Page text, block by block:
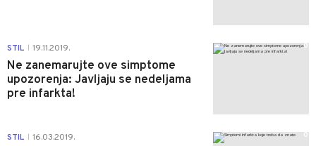
STIL 19.11.2019.
Ne zanemarujte ove simptome
upozorenja: Javljaju se nedeljama
pre infarkta!
0
STIL 16.03.2019. 0